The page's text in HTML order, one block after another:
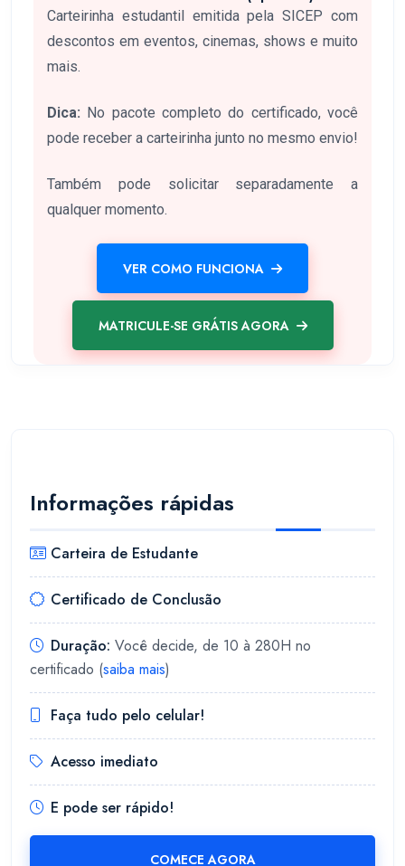
Carteirinha estudantil emitida pela SICEP com
descontos em eventos, cinemas, shows e muito
mais.
Dica: No pacote completo do certificado, você
pode receber a carteirinha junto no mesmo envio!
Também pode solicitar separadamente a
qualquer momento.
VER COMO FUNCIONA
MATRICULE-SE GRÁTIS AGORA
Informações rápidas
Carteira de Estudante
Certificado de Conclusão
Duração: Você decide, de 10 à 280H no
certificado (saiba mais)
Faça tudo pelo celular!
Acesso imediato
E pode ser rápido!
COMECE AGORA